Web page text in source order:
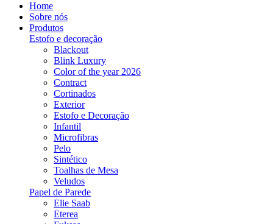
Home
Sobre nós
Produtos
Estofo e decoração
Blackout
Blink Luxury
Color of the year 2026
Contract
Cortinados
Exterior
Estofo e Decoração
Infantil
Microfibras
Pelo
Sintético
Toalhas de Mesa
Veludos
Papel de Parede
Elie Saab
Eterea